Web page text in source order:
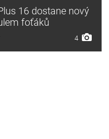
16 dostane nový
foťáků
4